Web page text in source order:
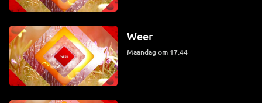
Weer
maandag om 17:44